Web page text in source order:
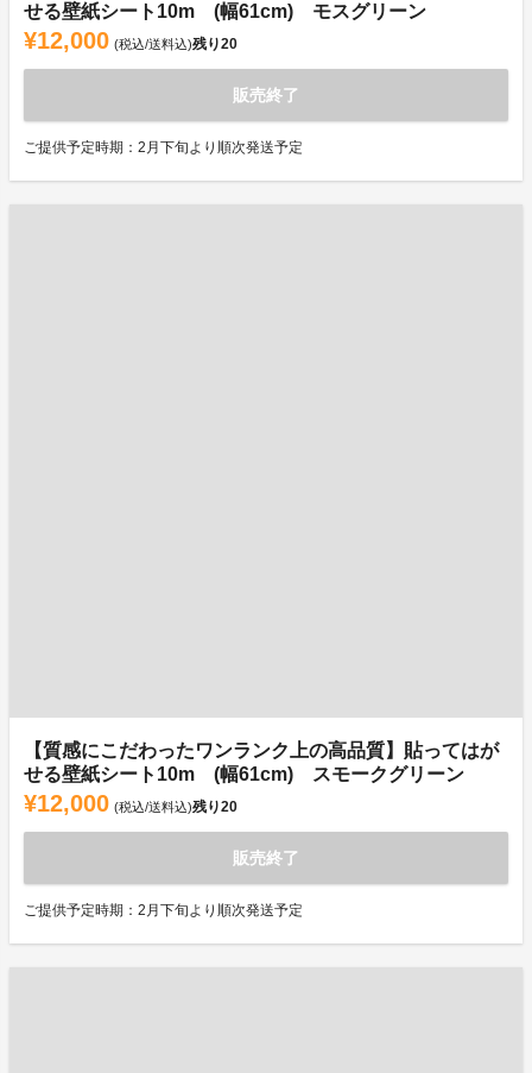
せる壁紙シート10m (幅61cm) モスグリーン
¥12,000 (税込/送料込)残り20
販売終了
ご提供予定時期：2月下旬より順次発送予定
【質感にこだわったワンランク上の高品質】貼ってはが
せる壁紙シート10m (幅61cm) スモークグリーン
¥12,000 (税込/送料込)残り20
販売終了
ご提供予定時期：2月下旬より順次発送予定